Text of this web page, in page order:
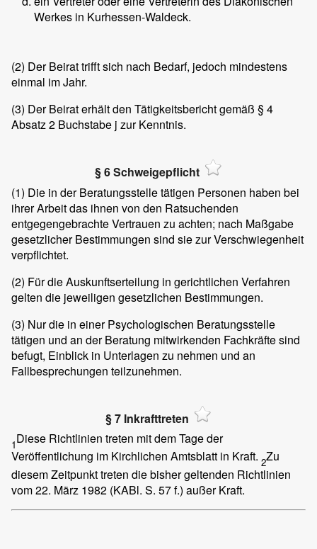
Werkes in Kurhessen-Waldeck.
(2) Der Beirat trifft sich nach Bedarf, jedoch mindestens
einmal im Jahr.
(3) Der Beirat erhält den Tätigkeitsbericht gemäß § 4
Absatz 2 Buchstabe j zur Kenntnis.
§ 6 Schweigepflicht
(1) Die in der Beratungsstelle tätigen Personen haben bei
ihrer Arbeit das ihnen von den Ratsuchenden
entgegengebrachte Vertrauen zu achten; nach Maßgabe
gesetzlicher Bestimmungen sind sie zur Verschwiegenheit
verpflichtet.
(2) Für die Auskunftserteilung in gerichtlichen Verfahren
gelten die jeweiligen gesetzlichen Bestimmungen.
(3) Nur die in einer Psychologischen Beratungsstelle
tätigen und an der Beratung mitwirkenden Fachkräfte sind
befugt, Einblick in Unterlagen zu nehmen und an
Fallbesprechungen teilzunehmen.
§ 7 Inkrafttreten
1Diese Richtlinien treten mit dem Tage der
Veröffentlichung im Kirchlichen Amtsblatt in Kraft. 2Zu
diesem Zeitpunkt treten die bisher geltenden Richtlinien
vom 22. März 1982 (KABl. S. 57 f.) außer Kraft.